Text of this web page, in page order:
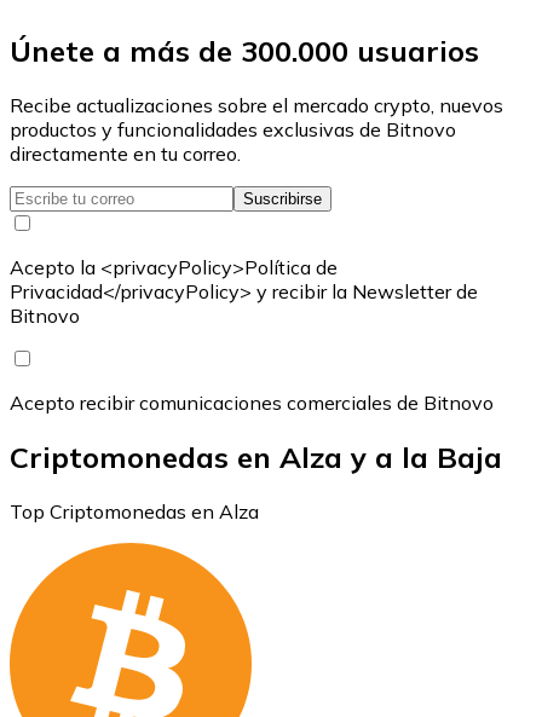
Únete a más de 300.000 usuarios
Recibe actualizaciones sobre el mercado crypto, nuevos
productos y funcionalidades exclusivas de Bitnovo
directamente en tu correo.
Suscribirse
Acepto la <privacyPolicy>Política de
Privacidad</privacyPolicy> y recibir la Newsletter de
Bitnovo
Acepto recibir comunicaciones comerciales de Bitnovo
Criptomonedas en Alza y a la Baja
Top Criptomonedas en Alza